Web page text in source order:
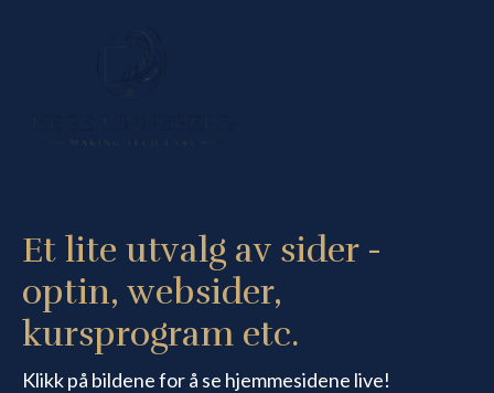
Et lite utvalg av sider -
optin, websider,
kursprogram etc.
Klikk på bildene for å se hjemmesidene live!